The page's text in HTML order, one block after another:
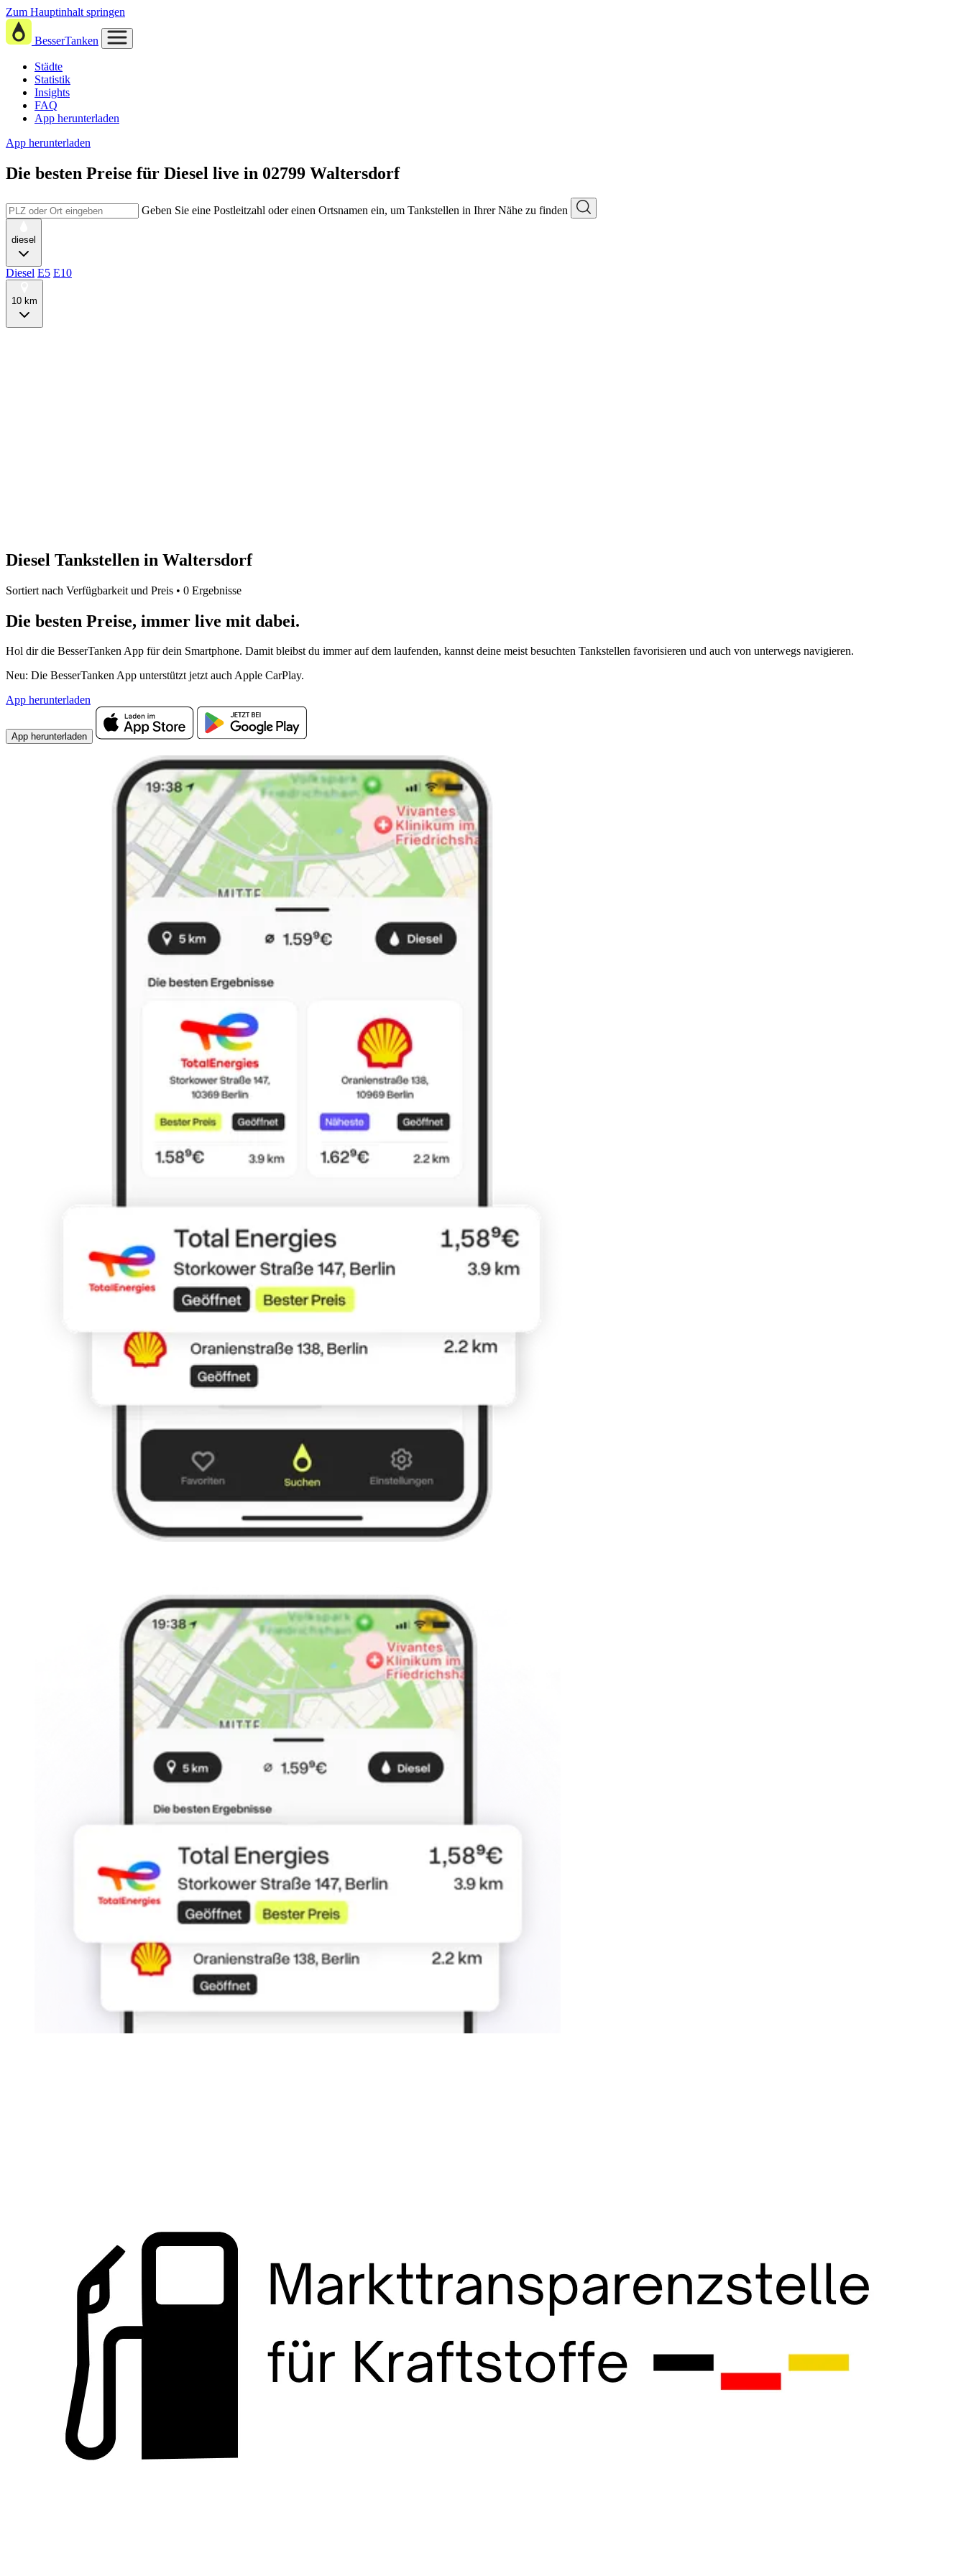
Zum Hauptinhalt springen
BesserTanken
Städte
Statistik
Insights
FAQ
App herunterladen
App herunterladen
Die besten Preise für Diesel live in 02799 Waltersdorf
Geben Sie eine Postleitzahl oder einen Ortsnamen ein, um Tankstellen in Ihrer Nähe zu finden
diesel
Diesel E5 E10
10 km
Diesel Tankstellen in Waltersdorf
Sortiert nach Verfügbarkeit und Preis • 0 Ergebnisse
Die besten Preise, immer live mit dabei.
Hol dir die BesserTanken App für dein Smartphone. Damit bleibst du immer auf dem laufenden, kannst deine meist besuchten Tankstellen favorisieren und auch von unterwegs navigieren.
Neu: Die BesserTanken App unterstützt jetzt auch Apple CarPlay.
App herunterladen
App herunterladen